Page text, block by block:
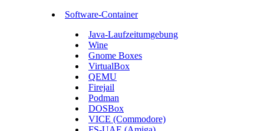
Software-Container
Java-Laufzeitumgebung
Wine
Gnome Boxes
VirtualBox
QEMU
Firejail
Podman
DOSBox
VICE (Commodore)